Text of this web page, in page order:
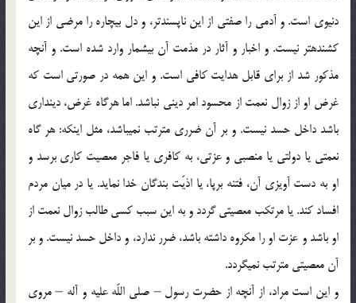
دنيوي است. و آدمي را صفتي از اين ناپسندتر، و دل بيچاره را مرضي از اين
كشنده‏تر نيست. و اخبار و آثار در مذمت آن بي‏شمار وارد شده است. و آنچه
مذكور شد از براي قابل هدايت كافي است. و اين همه در صورتي است كه
غرض او از زوال نعمت از محسود امر ديني نباشد. اما هرگاه غرض، دينداري
باشد داخل حسد نيست. و بر آن ضرري مترتب نمي‏باشد، مثل اينكه: هر گاه
نعمتي يا دولتي يا منصبي و عزتي، به كافري يا فاجر معصيت كاري برسد و
او به دست آويزي آن، فتنه برپا، يا اذيّت بندگان خدا نمايد. يا در ميان مردم
افساد كند. يا مرتكب معصيتي گردد و به اين سبب كسي طالب زوال نعمت از
او باشد و عزت او را مكروه داشته باشد، ضرر ندارد، و داخل حسد نيست. و بر
آن معصيتي مترتب نمي‏گردد.
و اين است مراد، از آنچه از حضرت رسول – صلي اللّه عليه و آله – مروي